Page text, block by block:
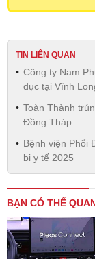
TIN LIÊN QUAN
Công ty Nam
dục tại Vĩnh
Toàn Thành
Đồng Tháp
Bệnh viện Phổi
bị y tế 2025
BẠN CÓ THỂ